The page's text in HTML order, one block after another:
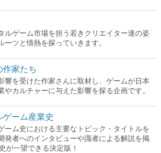
ルゲーム市場を担う若きクリエイター達の姿
ーツと情熱を探っていきます。
作家たち
響を受けた作家さんに取材し、ゲームが日本
やカルチャーに与えた影響を探る企画です。
ーム産業史
ーム史における主要なトピック・タイトルを
発者へのインタビューや識者による解説を掲
が一望できる決定版！